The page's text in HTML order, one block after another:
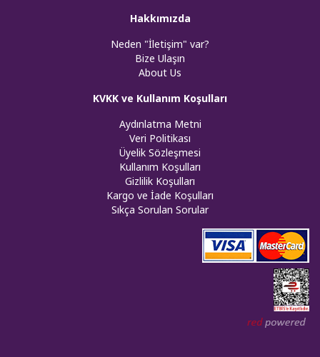
Hakkımızda
Neden "İletişim" var?
Bize Ulaşın
About Us
KVKK ve Kullanım Koşulları
Aydınlatma Metni
Veri Politikası
Üyelik Sözleşmesi
Kullanım Koşulları
Gizlilik Koşulları
Kargo ve İade Koşulları
Sıkça Sorulan Sorular
Web